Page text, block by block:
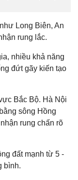
Long Biên, An
rung lắc.
nhiều khả năng
đứt gãy kiến tạo
Bắc Bộ. Hà Nội
sông Hồng
rung chấn rõ
đất mạnh từ 5 -
bình.